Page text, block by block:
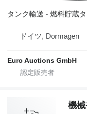
タンク輸送 - 燃料貯蔵
ドイツ, Dormagen
Euro Auctions GmbH
機